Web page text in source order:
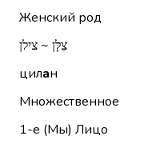
Женский род
צִלָּן ~ צילן
цилан
Множественное
1-е (Мы) Лицо